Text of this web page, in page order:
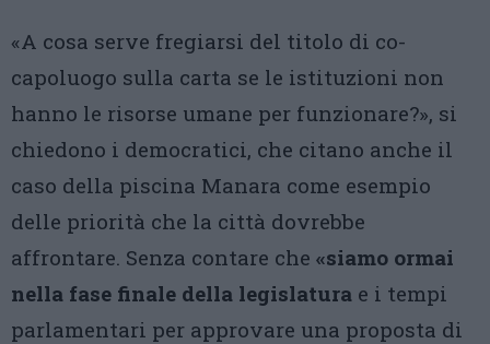
«A cosa serve fregiarsi del titolo di co-
capoluogo sulla carta se le istituzioni non
hanno le risorse umane per funzionare?», si
chiedono i democratici, che citano anche il
caso della piscina Manara come esempio
delle priorità che la città dovrebbe
affrontare. Senza contare che «siamo ormai
nella fase finale della legislatura e i tempi
parlamentari per approvare una proposta di